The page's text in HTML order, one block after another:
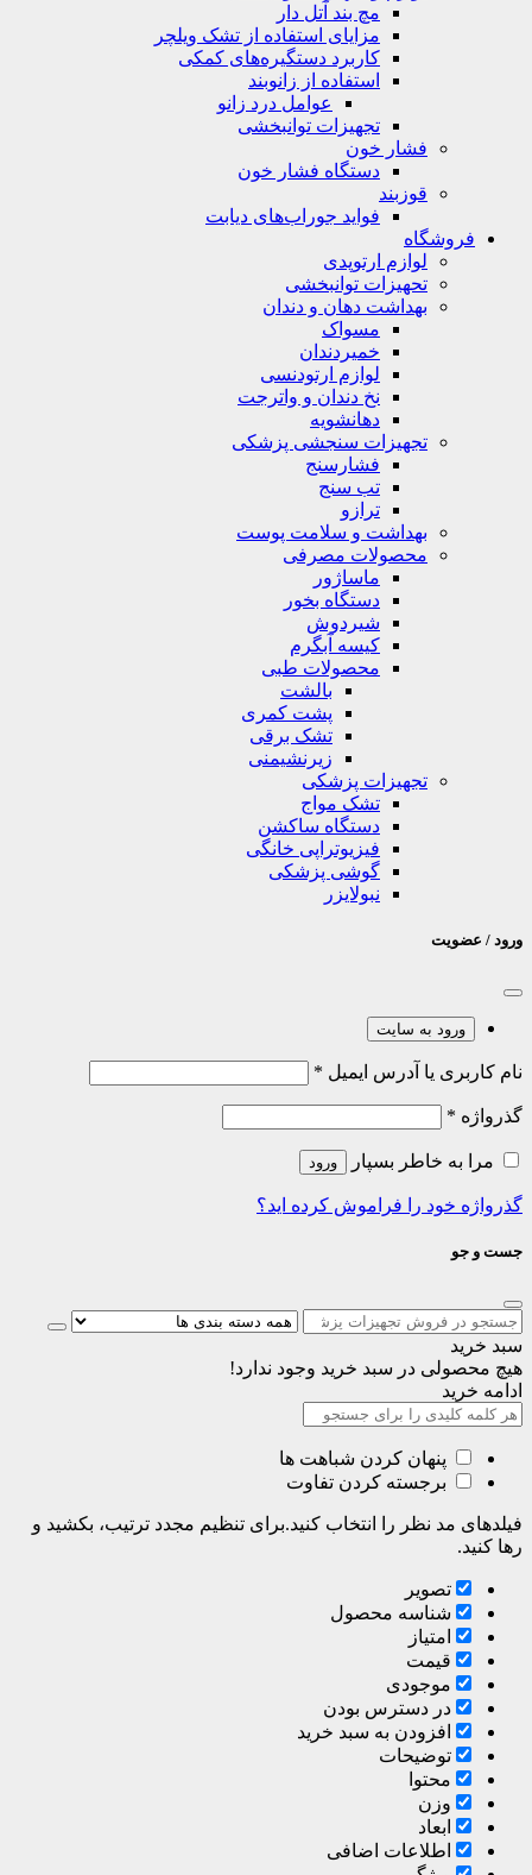
مچ بند آتل دار
مزایای استفاده از تشک ویلچر
کاربرد دستگیره‌های کمکی
استفاده از زانوبند
عوامل درد زانو
تجهیزات توانبخشی
فشار خون
دستگاه فشار خون
قوزبند
فواید جوراب‌های دیابت
فروشگاه
لوازم ارتوپدی
تحهیزات توانبخشی
بهداشت دهان و دندان
مسواک
خمیردندان
لوازم ارتودنسی
نخ دندان و واترجت
دهانشویه
تجهیزات سنجشی پزشکی
فشارسنج
تب سنج
ترازو
بهداشت و سلامت پوست
محصولات مصرفی
ماساژور
دستگاه بخور
شیردوش
کیسه آبگرم
محصولات طبی
بالشت
پشت کمری
تشک برقی
زیرنشیمنی
تجهیزات پزشکی
تشک مواج
دستگاه ساکشن
فیزیوتراپی خانگی
گوشی پزشکی
نبولایزر
ورود / عضویت
ورود به سایت
نام کاربری یا آدرس ایمیل *
گذرواژه *
مرا به خاطر بسپار ورود
گذرواژه خود را فراموش کرده اید؟
جست و جو
سبد خرید
هیچ محصولی در سبد خرید وجود ندارد!
ادامه خرید
پنهان کردن شباهت ها
برجسته کردن تفاوت
فیلدهای مد نظر را انتخاب کنید.برای تنظیم مجدد ترتیب، بکشید و
رها کنید.
تصویر
شناسه محصول
امتیاز
قیمت
موجودی
در دسترس بودن
افزودن به سبد خرید
توضیحات
محتوا
وزن
ابعاد
اطلاعات اضافی